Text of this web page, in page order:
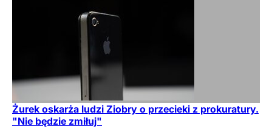
Żurek oskarża ludzi Ziobry o przecieki z prokuratury.
"Nie będzie zmiłuj"